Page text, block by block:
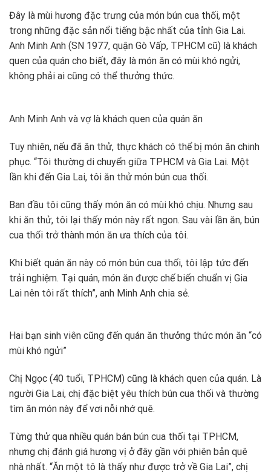
Đây là mùi hương đặc trưng của món bún cua thối, một
trong những đặc sản nổi tiếng bậc nhất của tỉnh Gia Lai.
Anh Minh Anh (SN 1977, quận Gò Vấp, TPHCM cũ) là khách
quen của quán cho biết, đây là món ăn có mùi khó ngửi,
không phải ai cũng có thể thưởng thức.
Anh Minh Anh và vợ là khách quen của quán ăn
Tuy nhiên, nếu đã ăn thử, thực khách có thể bị món ăn chinh
phục. “Tôi thường di chuyển giữa TPHCM và Gia Lai. Một
lần khi đến Gia Lai, tôi ăn thử món bún cua thối.
Ban đầu tôi cũng thấy món ăn có mùi khó chịu. Nhưng sau
khi ăn thử, tôi lại thấy món này rất ngon. Sau vài lần ăn, bún
cua thối trở thành món ăn ưa thích của tôi.
Khi biết quán ăn này có món bún cua thối, tôi lập tức đến
trải nghiệm. Tại quán, món ăn được chế biến chuẩn vị Gia
Lai nên tôi rất thích”, anh Minh Anh chia sẻ.
Hai bạn sinh viên cũng đến quán ăn thưởng thức món ăn “có
mùi khó ngửi”
Chị Ngọc (40 tuổi, TPHCM) cũng là khách quen của quán. Là
người Gia Lai, chị đặc biệt yêu thích bún cua thối và thường
tìm ăn món này để vơi nỗi nhớ quê.
Từng thử qua nhiều quán bán bún cua thối tại TPHCM,
nhưng chị đánh giá hương vị ở đây gần với phiên bản quê
nhà nhất. “Ăn một tô là thấy như được trở về Gia Lai”, chị